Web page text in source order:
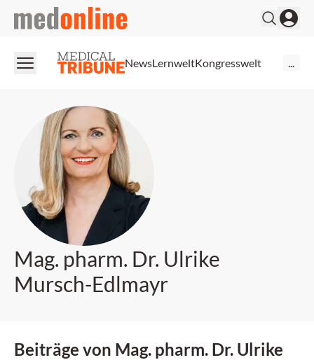
medonline
NewsLernweltKongresswelt
Mag. pharm. Dr. Ulrike
Mursch-Edlmayr
Beiträge von Mag. pharm. Dr. Ulrike